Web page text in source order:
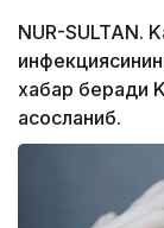
NUR-SULTAN.
хабар беради
асосланиб.